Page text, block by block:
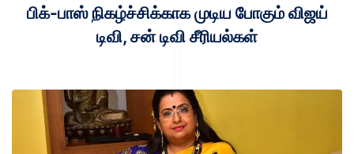
பிக்-பாஸ் நிகழ்ச்சிக்காக முடிய போகும் விஜய்
டிவி, சன் டிவி சீரியல்கள்